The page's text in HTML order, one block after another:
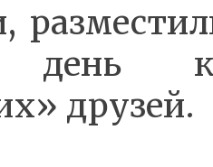
день
друзей.